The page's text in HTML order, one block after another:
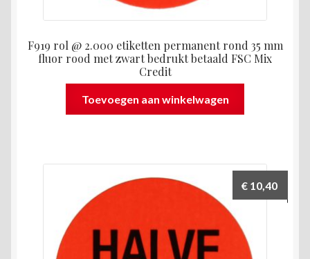
F919 rol @ 2.000 etiketten permanent rond 35 mm
fluor rood met zwart bedrukt betaald FSC Mix
Credit
Toevoegen aan winkelwagen
€ 10,40